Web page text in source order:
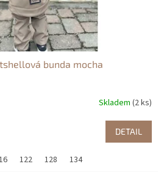
bunda mocha
Skladem (2 ks)
DETAIL
122 128 134